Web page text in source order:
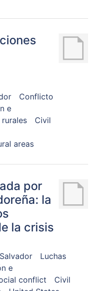
Conflicto
e
rurales
Civil
areas
por
la
la crisis
Luchas
e
conflict
Civil